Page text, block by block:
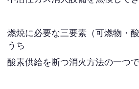
燃焼に必要な三要素（可燃物・
うち
酸素供給を断つ消火方法の一つで